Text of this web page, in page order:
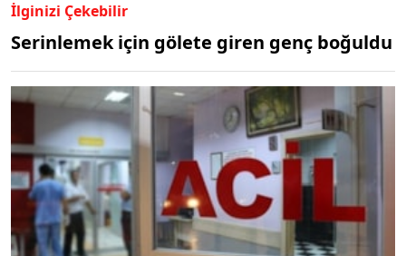
İlginizi Çekebilir
Serinlemek için gölete giren genç boğuldu